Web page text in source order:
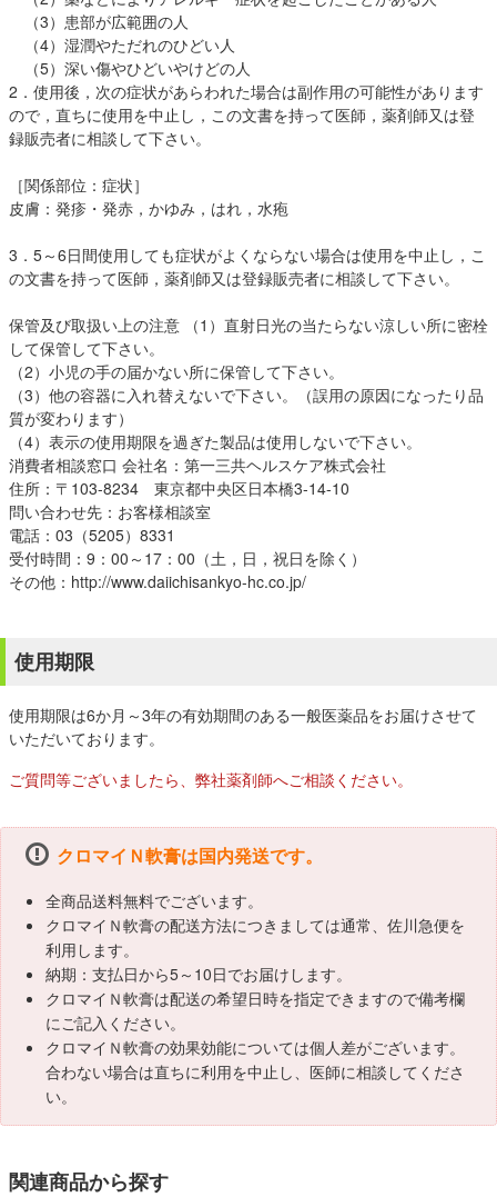
（3）患部が広範囲の人
（4）湿潤やただれのひどい人
（5）深い傷やひどいやけどの人
2．使用後，次の症状があらわれた場合は副作用の可能性があります
ので，直ちに使用を中止し，この文書を持って医師，薬剤師又は登
録販売者に相談して下さい。
［関係部位：症状］
皮膚：発疹・発赤，かゆみ，はれ，水疱
3．5～6日間使用しても症状がよくならない場合は使用を中止し，こ
の文書を持って医師，薬剤師又は登録販売者に相談して下さい。
保管及び取扱い上の注意 （1）直射日光の当たらない涼しい所に密栓
して保管して下さい。
（2）小児の手の届かない所に保管して下さい。
（3）他の容器に入れ替えないで下さい。（誤用の原因になったり品
質が変わります）
（4）表示の使用期限を過ぎた製品は使用しないで下さい。
消費者相談窓口 会社名：第一三共ヘルスケア株式会社
住所：〒103-8234 東京都中央区日本橋3-14-10
問い合わせ先：お客様相談室
電話：03（5205）8331
受付時間：9：00～17：00（土，日，祝日を除く）
その他：http://www.daiichisankyo-hc.co.jp/
使用期限
使用期限は6か月～3年の有効期間のある一般医薬品をお届けさせて
いただいております。
ご質問等ございましたら、弊社薬剤師へご相談ください。
クロマイＮ軟膏は国内発送です。
全商品送料無料でございます。
クロマイＮ軟膏の配送方法につきましては通常、佐川急便を
利用します。
納期：支払日から5～10日でお届けします。
クロマイＮ軟膏は配送の希望日時を指定できますので備考欄
にご記入ください。
クロマイＮ軟膏の効果効能については個人差がございます。
合わない場合は直ちに利用を中止し、医師に相談してくださ
い。
関連商品から探す